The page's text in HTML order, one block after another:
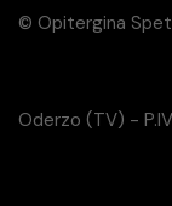
© Opitergina
Oderzo (TV) -